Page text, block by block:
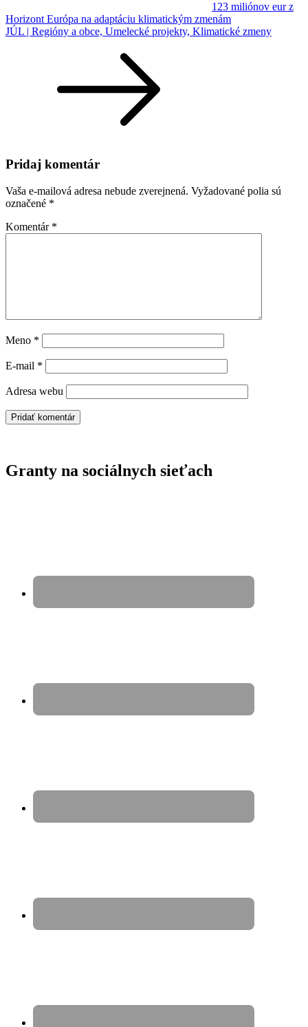
123 miliónov eur z
Horizont Európa na adaptáciu klimatickým zmenám
JÚL | Regióny a obce, Umelecké projekty, Klimatické zmeny
Pridaj komentár
Vaša e-mailová adresa nebude zverejnená. Vyžadované polia sú
označené *
Komentár *
Meno *
E-mail *
Adresa webu
Granty na sociálnych sieťach